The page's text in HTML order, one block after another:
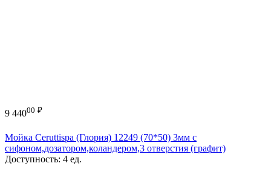
9 44000 ₽
Мойка Ceruttispa (Глория) 12249 (70*50) 3мм с
сифоном,дозатором,коландером,3 отверстия (графит)
Доступность: 4 ед.